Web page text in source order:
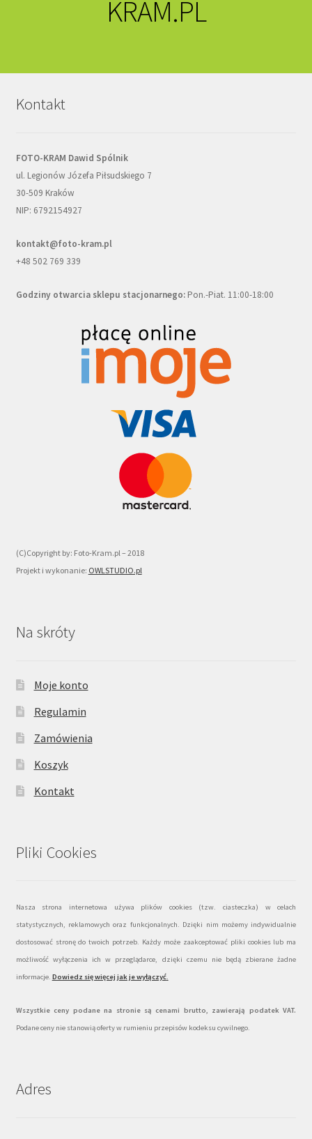
KRAM.PL
Kontakt
FOTO-KRAM Dawid Spólnik
ul. Legionów Józefa Piłsudskiego 7
30-509 Kraków
NIP: 6792154927
kontakt@foto-kram.pl
+48 502 769 339
Godziny otwarcia sklepu stacjonarnego:Pon.-Piat. 11:00-18:00
(C)Copyright by: Foto-Kram.pl – 2018
Projekt i wykonanie: OWLSTUDIO.pl
Na skróty
Moje konto
Regulamin
Zamówienia
Koszyk
Kontakt
Pliki Cookies
Nasza strona internetowa używa plików cookies (tzw. ciasteczka) w celach
statystycznych, reklamowych oraz funkcjonalnych. Dzięki nim możemy indywidualnie
dostosować stronę do twoich potrzeb. Każdy może zaakceptować pliki cookies lub ma
możliwość wyłączenia ich w przeglądarce, dzięki czemu nie będą zbierane żadne
informacje. Dowiedz się więcej jak je wyłączyć.
Wszystkie ceny podane na stronie są cenami brutto, zawierają podatek VAT.
Podane ceny nie stanowią oferty w rumieniu przepisów kodeksu cywilnego.
Adres